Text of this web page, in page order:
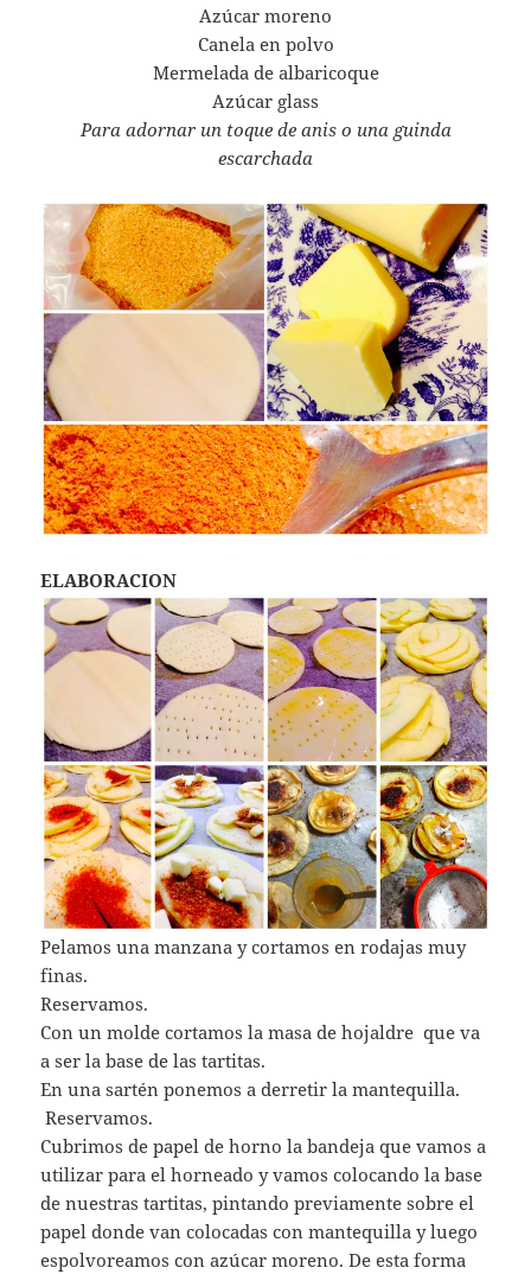
Azúcar moreno
Canela en polvo
Mermelada de albaricoque
Azúcar glass
Para adornar un toque de anis o una guinda
escarchada
ELABORACION
Pelamos una manzana y cortamos en rodajas muy
finas.
Reservamos.
Con un molde cortamos la masa de hojaldre que va
a ser la base de las tartitas.
En una sartén ponemos a derretir la mantequilla.
Reservamos.
Cubrimos de papel de horno la bandeja que vamos a
utilizar para el horneado y vamos colocando la base
de nuestras tartitas, pintando previamente sobre el
papel donde van colocadas con mantequilla y luego
espolvoreamos con azúcar moreno. De esta forma